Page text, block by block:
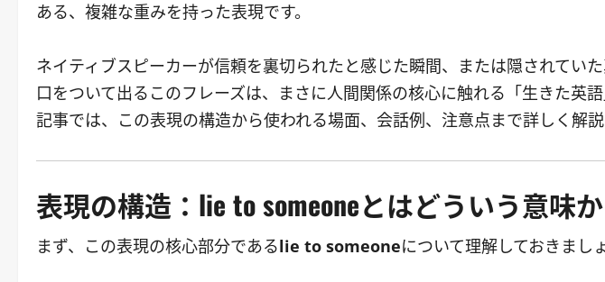
ある、複雑な重みを持った表現です。
ネイティブスピーカーが信頼を裏切られたと感じた瞬間、または隠されてい
口をついて出るこのフレーズは、まさに人間関係の核心に触れる「生きた英
記事では、この表現の構造から使われる場面、会話例、注意点まで詳しく解説
表現の構造：lie to someoneとはどういう意味
まず、この表現の核心部分であるlie to someoneについて理解しておきましょ